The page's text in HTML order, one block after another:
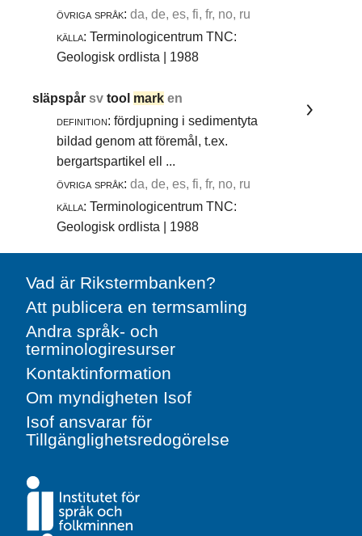
övriga språk: da, de, es, fi, fr, no, ru
källa: Terminologicentrum TNC:
Geologisk ordlista | 1988
släpspårsvtool mark en
definition: fördjupning i sedimentyta
bildad genom att föremål, t.ex.
bergartspartikel ell ...
övriga språk: da, de, es, fi, fr, no, ru
källa: Terminologicentrum TNC:
Geologisk ordlista | 1988
Vad är Rikstermbanken?
Att publicera en termsamling
Andra språk- och
terminologiresurser
Kontaktinformation
Om myndigheten Isof
Isof ansvarar för
Tillgänglighetsredogörelse